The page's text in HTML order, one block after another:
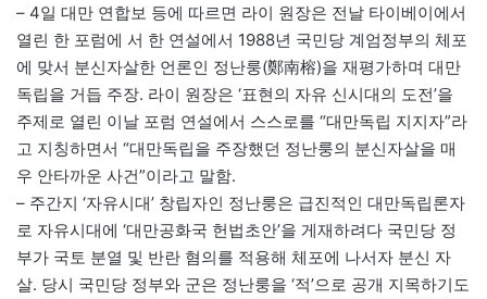
– 4일 대만 연합보 등에 따르면 라이 원장은 전날 타이베이에서
열린 한 포럼에 서 한 연설에서 1988년 국민당 계엄정부의 체포
에 맞서 분신자살한 언론인 정난룽(鄭南榕)을 재평가하며 대만
독립을 거듭 주장. 라이 원장은 ‘표현의 자유 신시대의 도전’을
주제로 열린 이날 포럼 연설에서 스스로를 “대만독립 지지자”라
고 지칭하면서 “대만독립을 주장했던 정난룽의 분신자살을 매
우 안타까운 사건”이라고 말함.
– 주간지 ‘자유시대’ 창립자인 정난룽은 급진적인 대만독립론자
로 자유시대에 ‘대만공화국 헌법초안’을 게재하려다 국민당 정
부가 국토 분열 및 반란 혐의를 적용해 체포에 나서자 분신 자
살. 당시 국민당 정부와 군은 정난룽을 ‘적’으로 공개 지목하기도